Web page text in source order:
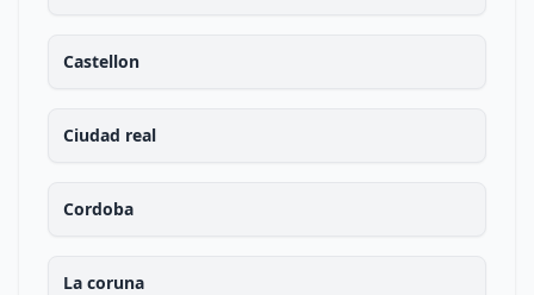
Castellon
Ciudad real
Cordoba
La coruna